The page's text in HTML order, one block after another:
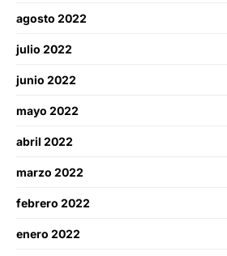
agosto 2022
julio 2022
junio 2022
mayo 2022
abril 2022
marzo 2022
febrero 2022
enero 2022